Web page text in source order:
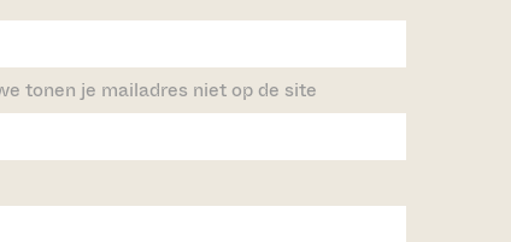
tonen je mailadres niet op de site